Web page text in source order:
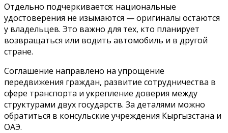
Отдельно подчеркивается: национальные
удостоверения не изымаются — оригиналы остаются
у владельцев. Это важно для тех, кто планирует
возвращаться или водить автомобиль и в другой
стране.
Соглашение направлено на упрощение
передвижения граждан, развитие сотрудничества в
сфере транспорта и укрепление доверия между
структурами двух государств. За деталями можно
обратиться в консульские учреждения Кыргызстана и
ОАЭ.